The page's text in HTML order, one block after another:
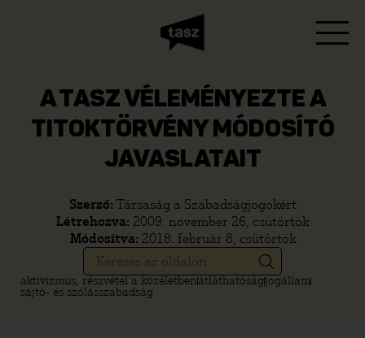
A TASZ VÉLEMÉNYEZTE A
TITOKTÖRVÉNY MÓDOSÍTÓ
JAVASLATAIT
Szerző: Társaság a Szabadságjogokért
Létrehozva: 2009. november 26, csütörtök
Módosítva: 2018. február 8, csütörtök
aktivizmus, részvétel a közéletbenátláthatóságjogállam
sajtó- és szólásszabadság